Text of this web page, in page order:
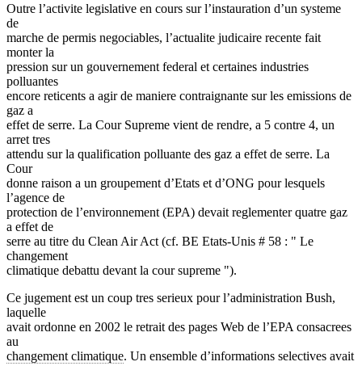
Outre l’activite legislative en cours sur l’instauration d’un systeme
de
marche de permis negociables, l’actualite judicaire recente fait
monter la
pression sur un gouvernement federal et certaines industries
polluantes
encore reticents a agir de maniere contraignante sur les emissions de
gaz a
effet de serre. La Cour Supreme vient de rendre, a 5 contre 4, un
arret tres
attendu sur la qualification polluante des gaz a effet de serre. La
Cour
donne raison a un groupement d’Etats et d’ONG pour lesquels
l’agence de
protection de l’environnement (EPA) devait reglementer quatre gaz
a effet de
serre au titre du Clean Air Act (cf. BE Etats-Unis # 58 : " Le
changement
climatique debattu devant la cour supreme ").
Ce jugement est un coup tres serieux pour l’administration Bush,
laquelle
avait ordonne en 2002 le retrait des pages Web de l’EPA consacrees
au
changement climatique. Un ensemble d’informations selectives avait